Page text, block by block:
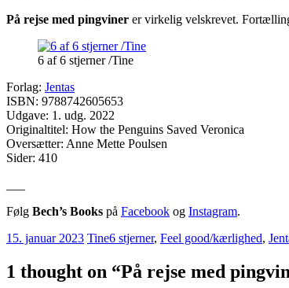
På rejse med pingviner er virkelig velskrevet.
6 af 6 stjerner /Tine
Forlag: Jentas
ISBN: 9788742605653
Udgave: 1. udg. 2022
Originaltitel: How the Penguins Saved Veronica
Oversætter: Anne Mette Poulsen
Sider: 410
Følg Bech’s Books på Facebook og Instagram.
15. januar 2023 Tine6 stjerner, Feel good/kærlighed,
1 thought on “På rejse med